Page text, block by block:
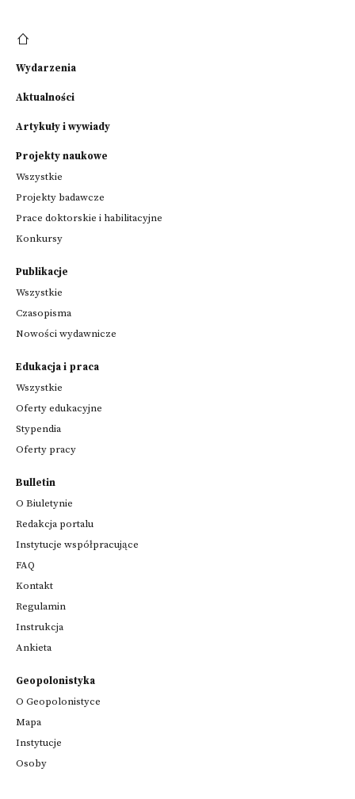
Wydarzenia
Aktualności
Artykuły i wywiady
Projekty naukowe
Wszystkie
Projekty badawcze
Prace doktorskie i habilitacyjne
Konkursy
Publikacje
Wszystkie
Czasopisma
Nowości wydawnicze
Edukacja i praca
Wszystkie
Oferty edukacyjne
Stypendia
Oferty pracy
Bulletin
O Biuletynie
Redakcja portalu
Instytucje współpracujące
FAQ
Kontakt
Regulamin
Instrukcja
Ankieta
Geopolonistyka
O Geopolonistyce
Mapa
Instytucje
Osoby